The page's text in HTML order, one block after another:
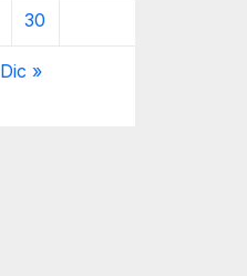
30
Dic »